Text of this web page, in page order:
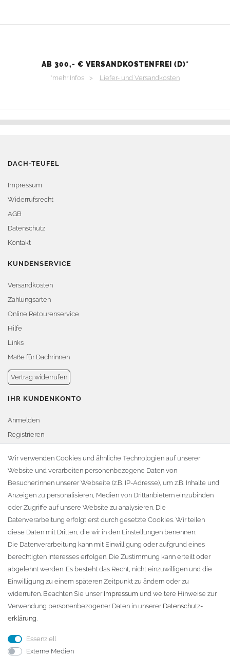
AB 300,- € VERSANDKOSTENFREI (D)*
*mehr Infos > Liefer- und Versandkosten
DACH-TEUFEL
Impressum
Widerrufsrecht
AGB
Datenschutz
Kontakt
KUNDENSERVICE
Versandkosten
Zahlungsarten
Online Retourenservice
Hilfe
Links
Maße für Dachrinnen
Vertrag widerrufen
IHR KUNDENKONTO
Anmelden
Registrieren
Warenkorb
Zur Kasse
KONTAKT
Fa. Steffen Jost
Söbrigener Weg 50
D-01796 Pirna
Telefon:+49 (0)3501 507295
info@dach-teufel.de
Wir verwenden Cookies und ähnliche Technologien auf unserer
Website und verarbeiten personenbezogene Daten von
Besucher:innen unserer Webseite (z.B. IP-Adresse), um z.B. Inhalte und
Anzeigen zu personalisieren, Medien von Drittanbietern einzubinden
oder Zugriffe auf unsere Website zu analysieren. Die
Datenverarbeitung erfolgt erst durch gesetzte Cookies. Wir teilen
diese Daten mit Dritten, die wir in den Einstellungen benennen.
Die Datenverarbeitung kann mit Einwilligung oder aufgrund eines
berechtigten Interesses erfolgen. Die Zustimmung kann erteilt oder
abgelehnt werden. Es besteht das Recht, nicht einzuwilligen und die
Einwilligung zu einem späteren Zeitpunkt zu ändern oder zu
widerrufen. Beachten Sie unser Impressum und weitere Hinweise zur
Verwendung personenbezogener Daten in unserer Daten­schutz­
erklärung.
Essenziell
Externe Medien